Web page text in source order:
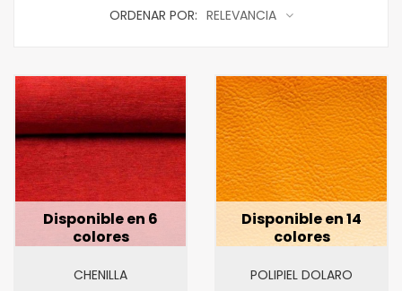
ORDENAR POR: RELEVANCIA
Disponible en 6
colores
CHENILLA
Disponible en 14
colores
POLIPIEL DOLARO